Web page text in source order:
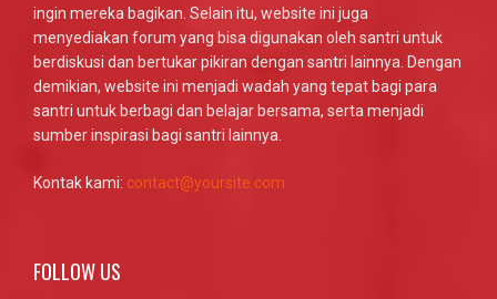
ingin mereka bagikan. Selain itu, website ini juga
menyediakan forum yang bisa digunakan oleh santri untuk
berdiskusi dan bertukar pikiran dengan santri lainnya. Dengan
demikian, website ini menjadi wadah yang tepat bagi para
santri untuk berbagi dan belajar bersama, serta menjadi
sumber inspirasi bagi santri lainnya.
Kontak kami: contact@yoursite.com
FOLLOW US